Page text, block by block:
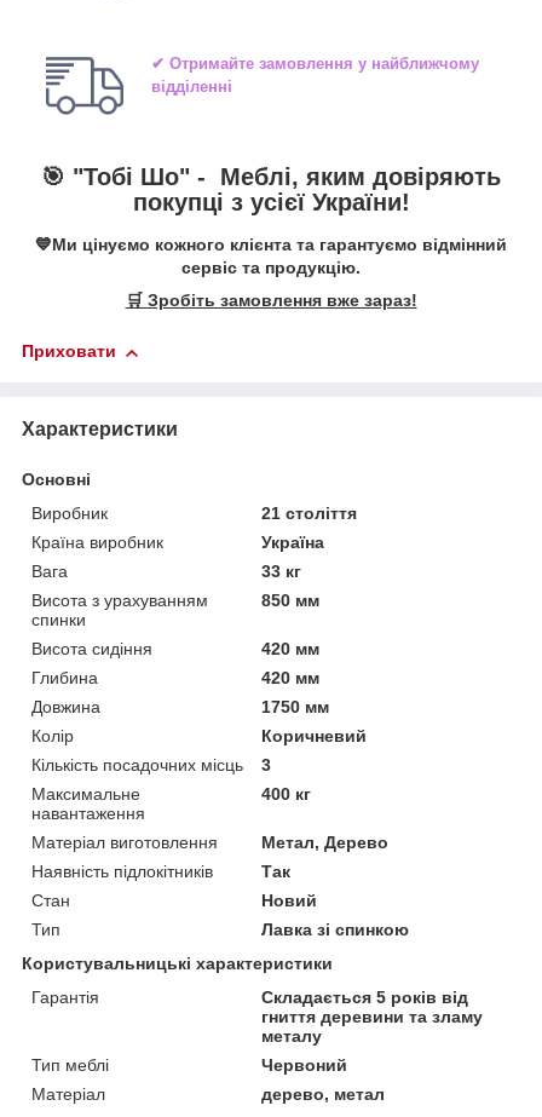
✔ Отримайте замовлення у найближчому
відділенні
🎯 "Тобі Шо" - Меблі, яким довіряють
покупці з усієї України!
💙Ми цінуємо кожного клієнта та гарантуємо відмінний
сервіс та продукцію.
🛒 Зробіть замовлення вже зараз!
Приховати
Характеристики
Основні
Виробник
21 століття
Країна виробник
Україна
Вага
33 кг
Висота з урахуванням
спинки
850 мм
Висота сидіння
420 мм
Глибина
420 мм
Довжина
1750 мм
Колір
Коричневий
Кількість посадочних місць
3
Максимальне
навантаження
400 кг
Матеріал виготовлення
Метал, Дерево
Наявність підлокітників
Так
Стан
Новий
Тип
Лавка зі спинкою
Користувальницькі характеристики
Гарантія
Складається 5 років від
гниття деревини та зламу
металу
Тип меблі
Червоний
Матеріал
дерево, метал